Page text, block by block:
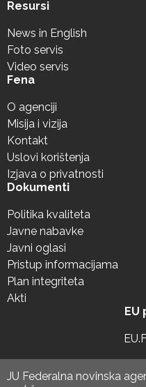
Resursi
News in English
Foto servis
Video servis
Fena
O agenciji
Misija i vizija
Kontakt
Uslovi korištenja
Izjava o privatnosti
Dokumenti
Politika kvaliteta
Javne nabavke
Javni oglasi
Pristup informacijama
Plan integriteta
Akti
EU
JU Federalna novinska